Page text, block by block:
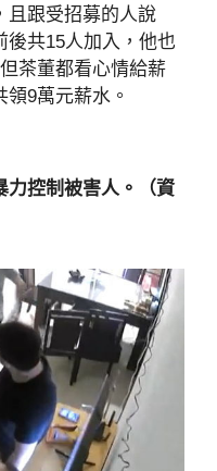
且跟受招募的人說
後共15人加入，他也
茶董都看心情給薪
9萬元薪水。
控制被害人。（資